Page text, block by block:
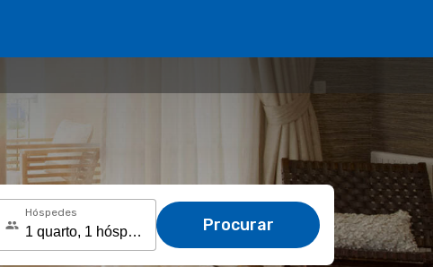
Hóspedes
Procurar